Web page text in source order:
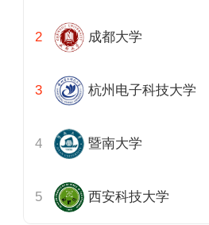
成都大学
杭州电子科技大学
暨南大学
西安科技大学